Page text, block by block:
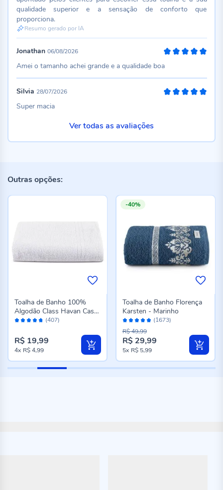
qualidade superior e a sensação de conforto que
proporciona.
Resumo gerado por IA
Jonathan 06/08/2026
Amei o tamanho achei grande e a qualidade boa
Silvia 28/07/2026
Super macia
Ver todas as avaliações
Outras opções:
Avaliação: (407)
Toalha de Banho 100%
Algodão Class Havan Casa
- Branco
R$ 19,99
4x R$ 4,99
-40%
Avaliação:
96%
(1673)
Toalha de Banho Florença
Karsten - Marinho
Preço
especial
R$ 29,99
R$ 49,99
5x R$ 5,99